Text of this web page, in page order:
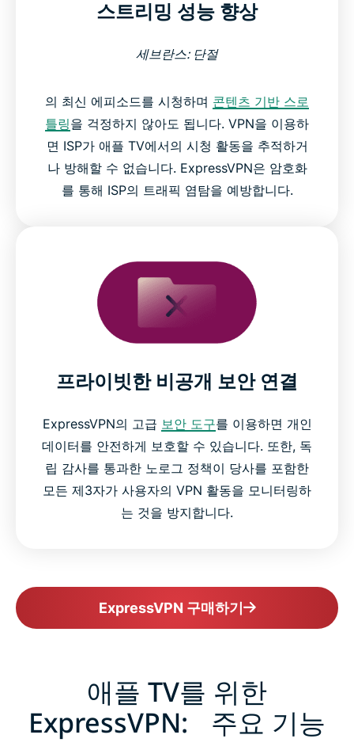
스트리밍 성능 향상
세브란스: 단절
의 최신 에피소드를 시청하며 콘텐츠 기반 스로
틀링을 걱정하지 않아도 됩니다. VPN을 이용하
면 ISP가 애플 TV에서의 시청 활동을 추적하거
나 방해할 수 없습니다. ExpressVPN은 암호화
를 통해 ISP의 트래픽 염탐을 예방합니다.
프라이빗한 비공개 보안 연결
ExpressVPN의 고급 보안 도구를 이용하면 개인
데이터를 안전하게 보호할 수 있습니다. 또한, 독
립 감사를 통과한 노로그 정책이 당사를 포함한
모든 제3자가 사용자의 VPN 활동을 모니터링하
는 것을 방지합니다.
ExpressVPN 구매하기
애플 TV를 위한
ExpressVPN: 주요 기능